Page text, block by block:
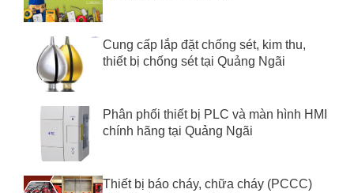
Cung cấp lắp đặt chống sét, kim thu,
thiết bị chống sét tại Quảng Ngãi
Phân phối thiết bị PLC và màn hình HMI
chính hãng tại Quảng Ngãi
Thiết bị báo cháy, chữa cháy (PCCC)